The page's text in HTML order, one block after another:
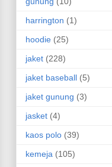
harrington (1)
hoodie (25)
jaket (228)
jaket baseball (5)
jaket gunung (3)
jasket (4)
kaos polo (39)
kemeja (105)